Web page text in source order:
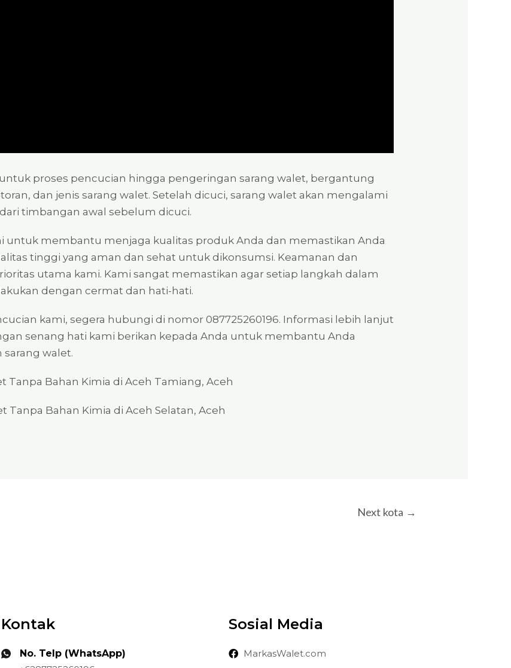
proses pencucian hingga pengeringan sarang walet, bergantung
dan jenis sarang walet. Setelah dicuci, sarang walet akan mengalami
timbangan awal sebelum dicuci.
untuk membantu menjaga kualitas produk Anda dan memastikan Anda
tinggi yang aman dan sehat untuk dikonsumsi. Keamanan dan
utama kami. Kami sangat memastikan agar setiap langkah dalam
dengan cermat dan hati-hati.
kami, segera hubungi di nomor 087725260196. Informasi lebih lanjut
senang hati kami berikan kepada Anda untuk membantu Anda
walet.
Tanpa Bahan Kimia di Aceh Tamiang, Aceh
Tanpa Bahan Kimia di Aceh Selatan, Aceh
Next kota →
Kontak
No. Telp (WhatsApp)
Sosial Media
MarkasWalet.com